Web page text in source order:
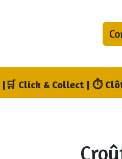
Qui sommes-nous
|🛒 Click & Collect | ⏱